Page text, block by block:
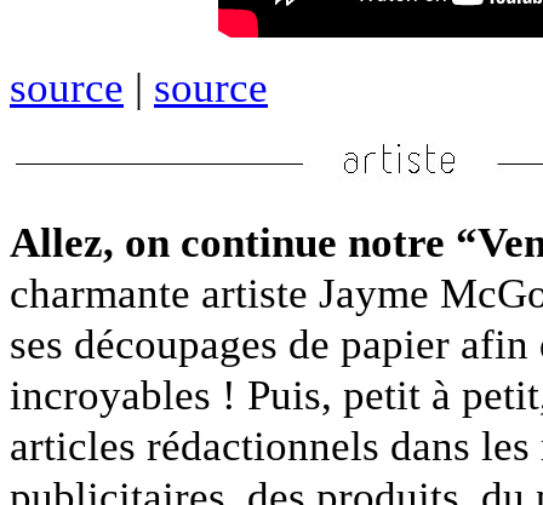
source | source
Allez, on continue notre
charmante artiste Jayme
ses découpages de papier
incroyables ! Puis, petit à
articles rédactionnels dans les